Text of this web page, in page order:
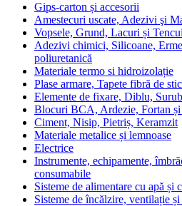
Gips-carton și accesorii
Amestecuri uscate, Adezivi şi
Vopsele, Grund, Lacuri și
Adezivi chimici, Silicoane,
poliuretanică
Materiale termo si hidroizolație
Plase armare, Tapete fibră de
Elemente de fixare, Diblu,
Blocuri BCA, Ardezie, Fortan și
Ciment, Nisip, Pietriș, Keramzit
Materiale metalice și lemnoase
Electrice
Instrumente, echipamente,
consumabile
Sisteme de alimentare cu apă și
Sisteme de încălzire, ventilație și